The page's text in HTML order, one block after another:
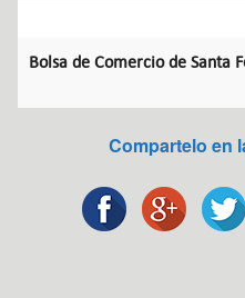
Bolsa de Comercio de Santa
Compartelo en